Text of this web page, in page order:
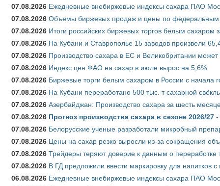
07.08.2026 Ежедневные внебиржевые индексы сахара ПАО
07.08.2026 Объемы биржевых продаж и цены по федеральным
07.08.2026 Итоги российских биржевых торгов белым сахаром
07.08.2026 На Кубани и Ставрополье 15 заводов произвели
07.08.2026 Производство сахара в ЕС и Великобритании
07.08.2026 Индекс цен ФАО на сахар в июле вырос на 5,6%
07.08.2026 Биржевые торги белым сахаром в России с начала
07.08.2026 На Кубани переработано 500 тыс. т сахарной
07.08.2026 Азербайджан: Производство сахара за шесть
07.08.2026 Прогноз производства сахара в сезоне 2026/
07.08.2026 Белорусские ученые разработали микробный
07.08.2026 Цены на сахар резко выросли из-за сокращения
07.08.2026 Трейдеры теряют доверие к данным о переработке
07.08.2026 В ГД предложили ввести маркировку для напитков
06.08.2026 Ежедневные внебиржевые индексы сахара ПАО